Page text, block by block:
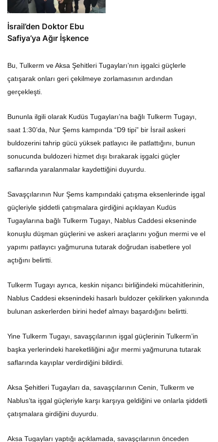
İsrail’den Doktor Ebu
Safiya’ya Ağır İşkence
Bu, Tulkerm ve Aksa Şehitleri Tugayları’nın işgalci güçlerle
çatışarak onları geri çekilmeye zorlamasının ardından
gerçekleşti.
Bununla ilgili olarak Kudüs Tugayları’na bağlı Tulkerm Tugayı,
saat 1:30’da, Nur Şems kampında “D9 tipi” bir İsrail askeri
buldozerini tahrip gücü yüksek patlayıcı ile patlattığını, bunun
sonucunda buldozeri hizmet dışı bırakarak işgalci güçler
saflarında yaralanmalar kaydettiğini duyurdu.
Savaşçılarının Nur Şems kampındaki çatışma eksenlerinde işgal
güçleriyle şiddetli çatışmalara girdiğini açıklayan Kudüs
Tugaylarına bağlı Tulkerm Tugayı, Nablus Caddesi ekseninde
konuşlu düşman güçlerini ve askeri araçlarını yoğun mermi ve el
yapımı patlayıcı yağmuruna tutarak doğrudan isabetlere yol
açtığını belirtti.
Tulkerm Tugayı ayrıca, keskin nişancı birliğindeki mücahitlerinin,
Nablus Caddesi eksenindeki hasarlı buldozer çekilirken yakınında
bulunan askerlerden birini hedef almayı başardığını belirtti.
Yine Tulkerm Tugayı, savaşçılarının işgal güçlerinin Tulkerm’in
başka yerlerindeki hareketliliğini ağır mermi yağmuruna tutarak
saflarında kayıplar verdirdiğini bildirdi.
Aksa Şehitleri Tugayları da, savaşçılarının Cenin, Tulkerm ve
Nablus’ta işgal güçleriyle karşı karşıya geldiğini ve onlarla şiddetli
çatışmalara girdiğini duyurdu.
Aksa Tugayları yaptığı açıklamada, savaşçılarının önceden